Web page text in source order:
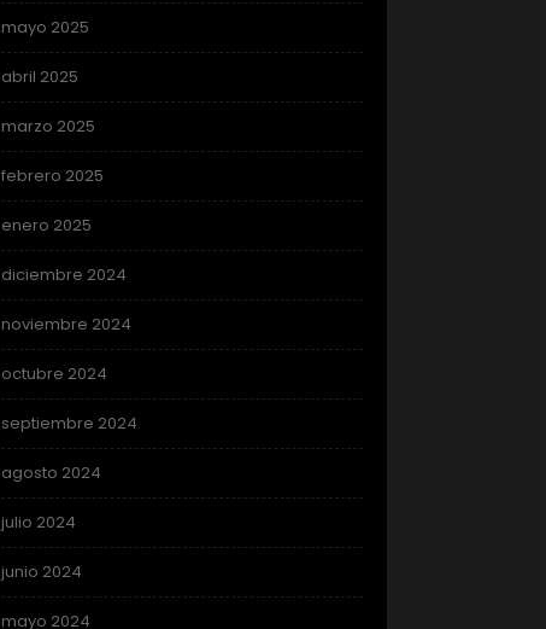
mayo 2025
abril 2025
marzo 2025
febrero 2025
enero 2025
diciembre 2024
noviembre 2024
octubre 2024
septiembre 2024
agosto 2024
julio 2024
junio 2024
mayo 2024